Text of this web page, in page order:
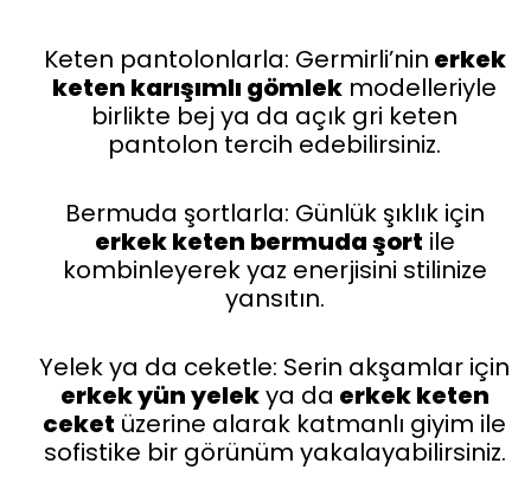
Keten pantolonlarla: Germirli’nin erkek
keten karışımlı gömlek modelleriyle
birlikte bej ya da açık gri keten
pantolon tercih edebilirsiniz.
Bermuda şortlarla: Günlük şıklık için
erkek keten bermuda şort ile
kombinleyerek yaz enerjisini stilinize
yansıtın.
Yelek ya da ceketle: Serin akşamlar için
erkek yün yelekya da erkek keten
ceket üzerine alarak katmanlı giyim ile
sofistike bir görünüm yakalayabilirsiniz.